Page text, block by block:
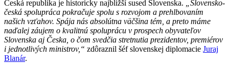
Česká republika je historicky najbližší sused Slovenska.
„Slovensko-
česká spolupráca pokračuje spolu s rozvojom a prehlbovaním
našich vzťahov. Spája nás absolútna väčšina tém, a preto máme
naďalej záujem o kvalitnú spoluprácu v prospech obyvateľov
Slovenska aj Česka, o čom svedčia stretnutia prezidentov, premiérov
i jednotlivých ministrov,“ zdôraznil šéf slovenskej diplomacie Juraj
Blanár.